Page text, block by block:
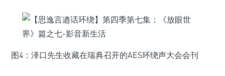
图4：泽口先生收藏在瑞典召开的AES环绕声大会会刊